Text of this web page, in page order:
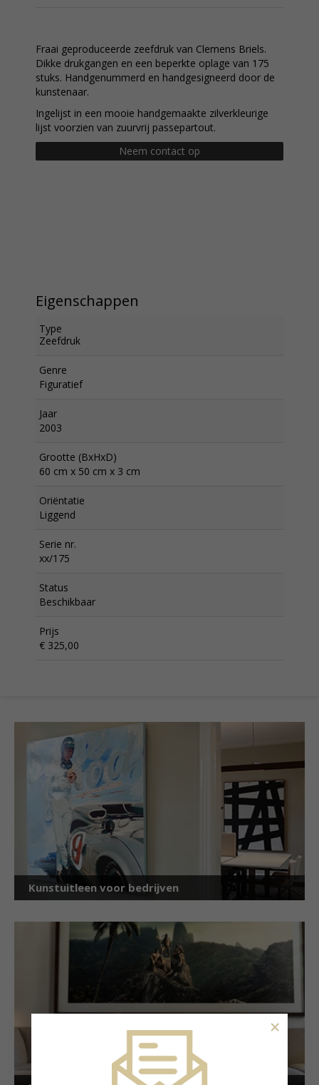
Fraai geproduceerde zeefdruk van Clemens Briels.
Dikke drukgangen en een beperkte oplage van 175
stuks. Handgenummerd en handgesigneerd door de
kunstenaar.
Ingelijst in een mooie handgemaakte zilverkleurige
lijst voorzien van zuurvrij passepartout.
Neem contact op
Eigenschappen
Type
Zeefdruk
Genre
Figuratief
Jaar
2003
Grootte (BxHxD)
60 cm x 50 cm x 3 cm
Oriëntatie
Liggend
Serie nr.
xx/175
Status
Beschikbaar
Prijs
€ 325,00
Kunstuitleen voor bedrijven
×